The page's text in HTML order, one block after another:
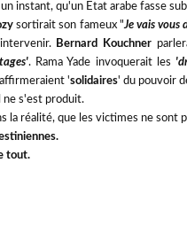
un instant, qu'un Etat arabe fasse
sortirait son fameux "Je vais vous
Bernard Kouchner
. Rama Yade invoquerait les
'solidaires' du pouvoir
ne s'est produit.
la réalité, que les victimes ne sont
tout.